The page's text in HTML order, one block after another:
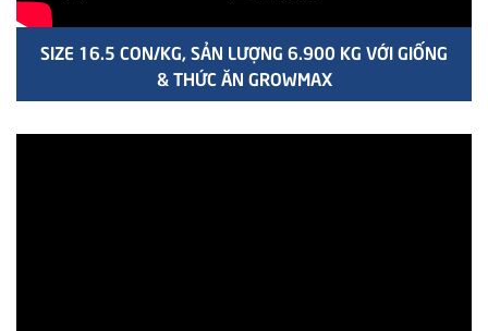
SIZE 16.5 CON/KG, SẢN LƯỢNG 6.900 KG VỚI GIỐNG
& THỨC ĂN GROWMAX